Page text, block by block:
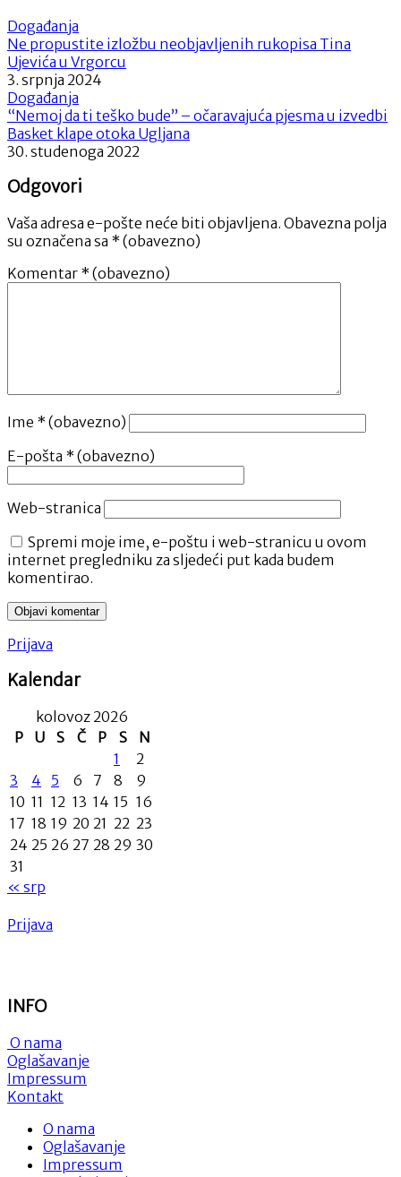
Događanja
Ne propustite izložbu neobjavljenih rukopisa Tina
Ujevića u Vrgorcu
3. srpnja 2024
Događanja
“Nemoj da ti teško bude” – očaravajuća pjesma u izvedbi
Basket klape otoka Ugljana
30. studenoga 2022
Odgovori
Vaša adresa e-pošte neće biti objavljena. Obavezna polja
su označena sa * (obavezno)
Komentar * (obavezno)
Ime * (obavezno)
E-pošta * (obavezno)
Web-stranica
Spremi moje ime, e-poštu i web-stranicu u ovom
internet pregledniku za sljedeći put kada budem
komentirao.
Prijava
Kalendar
kolovoz 2026
P
U S Č P S
N
1
2
3
4 5 6 7 8
9
10 11 12 13 14 15 16
17 18 19 20 21 22 23
24 25 26 27 28 29 30
31
« srp
Prijava
INFO
O nama
Oglašavanje
Impressum
Kontakt
O nama
Oglašavanje
Impressum